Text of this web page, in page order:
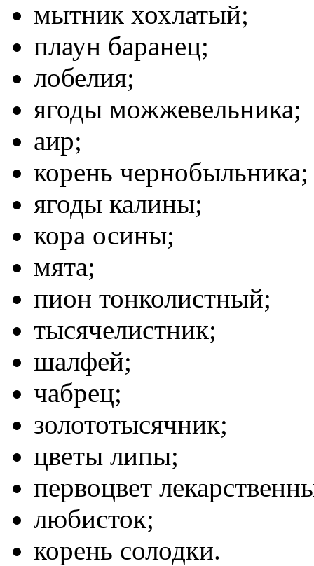
мытник хохлатый;
плаун баранец;
лобелия;
ягоды можжевельника;
аир;
корень чернобыльника;
ягоды калины;
кора осины;
мята;
пион тонколистный;
тысячелистник;
шалфей;
чабрец;
золототысячник;
цветы липы;
первоцвет
любисток;
корень солодки.